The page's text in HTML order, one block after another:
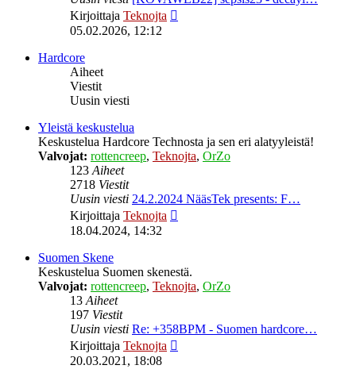
Kirjoittaja Teknojta
05.02.2026, 12:12
Hardcore
Aiheet
Viestit
Uusin viesti
Yleistä keskustelua
Keskustelua Hardcore Technosta ja sen eri alatyyleistä!
Valvojat: rottencreep, Teknojta, OrZo
123Aiheet
2718 Viestit
Uusin viesti 24.2.2024 NääsTek presents: F…
Kirjoittaja Teknojta
18.04.2024, 14:32
Suomen Skene
Keskustelua Suomen skenestä.
Valvojat: rottencreep, Teknojta, OrZo
13Aiheet
197 Viestit
Uusin viesti Re: +358BPM - Suomen hardcore…
Kirjoittaja Teknojta
20.03.2021, 18:08